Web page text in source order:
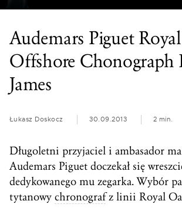
Audemars Piguet
Offshore Chonograph
James
Łukasz Doskocz 30.09.2013 2 min.
Długoletni przyjaciel i ambasador
Audemars Piguet doczekał się
dedykowanego mu zegarka. Wybór
tytanowy chronografz linii Royal